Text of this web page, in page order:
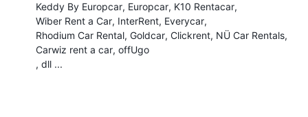
Keddy By Europcar Europcar K10 Rentacar
Wiber Rent a Car InterRent Everycar
Rhodium Car Rental Goldcar Clickrent NÜ Car Rentals
Carwiz rent a car offUgo
, dll ...